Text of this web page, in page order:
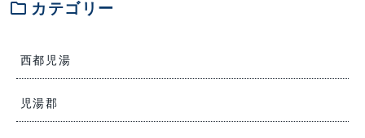
folder カテゴリー
西都児湯
児湯郡